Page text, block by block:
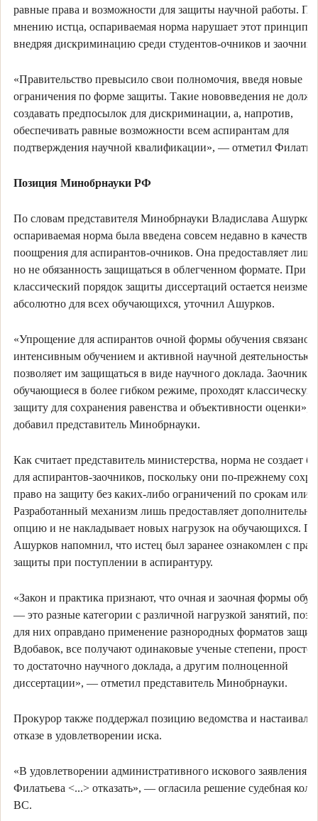
равные права и возможности для защиты научной работы. По
мнению истца, оспариваемая норма нарушает этот принцип,
внедряя дискриминацию среди студентов-очников и
«Правительство превысило свои полномочия, введя новые
ограничения по форме защиты. Такие нововведения не
создавать предпосылок для дискриминации, а, напротив,
обеспечивать равные возможности всем аспирантам для
подтверждения научной квалификации», — отметил
Позиция Минобрнауки РФ
По словам представителя Минобрнауки Владислава
оспариваемая норма была введена совсем недавно в качестве
поощрения для аспирантов-очников. Она предоставляет
но не обязанность защищаться в облегченном формате. При
классический порядок защиты диссертаций остается
абсолютно для всех обучающихся, уточнил Ашурков.
«Упрощение для аспирантов очной формы обучения связано
интенсивным обучением и активной научной деятельностью,
позволяет им защищаться в виде научного доклада. Заочники
обучающиеся в более гибком режиме, проходят классическую
защиту для сохранения равенства и объективности оценки»,
добавил представитель Минобрнауки.
Как считает представитель министерства, норма не создает
для аспирантов-заочников, поскольку они по-прежнему
право на защиту без каких-либо ограничений по срокам или
Разработанный механизм лишь предоставляет
опцию и не накладывает новых нагрузок на обучающихся.
Ашурков напомнил, что истец был заранее ознакомлен с
защиты при поступлении в аспирантуру.
«Закон и практика признают, что очная и заочная формы
— это разные категории с различной нагрузкой занятий,
для них оправдано применение разнородных форматов
Вдобавок, все получают одинаковые ученые степени, просто
то достаточно научного доклада, а другим полноценной
диссертации», — отметил представитель Минобрнауки.
Прокурор также поддержал позицию ведомства и настаивал
отказе в удовлетворении иска.
«В удовлетворении административного искового заявления
Филатьева <...> отказать», — огласила решение судебная
ВС.